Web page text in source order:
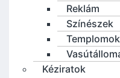
Reklám
Színészek
Templomok
Kéziratok